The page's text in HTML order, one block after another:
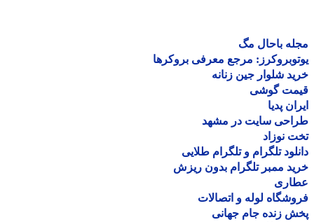
باحال مگ
مرجع معرفی بروکرها
شلوار جین زنانه
گوشی
پدیا
سایت در مشهد
نوزاد
تلگرام و تلگرام طلایی
ممبر تلگرام بدون ریزش
لوله و اتصالات
زنده جام جهانی